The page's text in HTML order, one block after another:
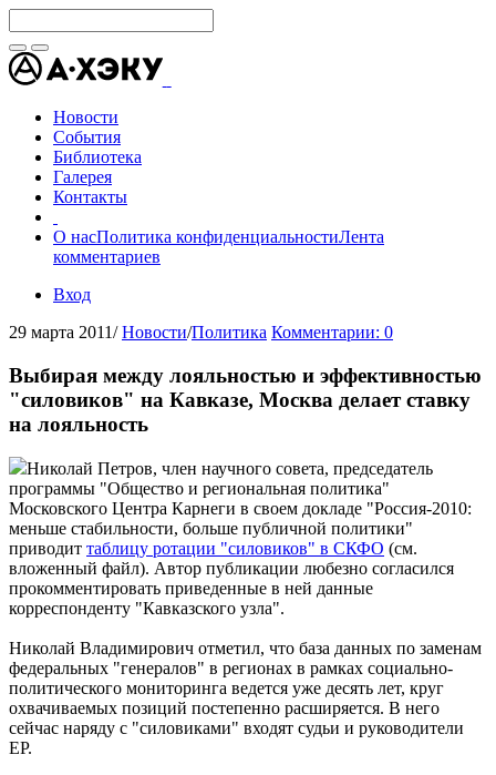
Новости
События
Библиотека
Галерея
Контакты
О насПолитика конфиденциальностиЛента
комментариев
Вход
29 марта 2011/ Новости/Политика Комментарии: 0
Выбирая между лояльностью и эффективностью
"силовиков" на Кавказе, Москва делает ставку
на лояльность
Николай Петров, член научного совета, председатель
программы "Общество и региональная политика"
Московского Центра Карнеги в своем докладе "Россия-2010:
меньше стабильности, больше публичной политики"
приводит таблицу ротации "силовиков" в СКФО (см.
вложенный файл). Автор публикации любезно согласился
прокомментировать приведенные в ней данные
корреспонденту "Кавказского узла".
Николай Владимирович отметил, что база данных по заменам
федеральных "генералов" в регионах в рамках социально-
политического мониторинга ведется уже десять лет, круг
охвачиваемых позиций постепенно расширяется. В него
сейчас наряду с "силовиками" входят судьи и руководители
ЕР.